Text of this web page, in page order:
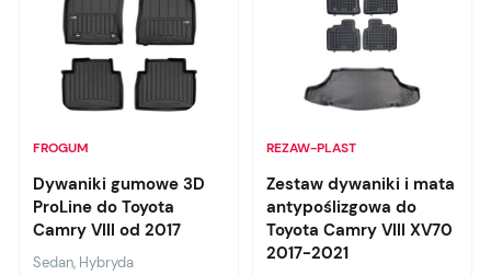
FROGUM
Dywaniki gumowe 3D
ProLine do Toyota
Camry VIII od 2017
Sedan, Hybryda
REZAW-PLAST
Zestaw dywaniki i mata
antypoślizgowa do
Toyota Camry VIII XV70
2017-2021